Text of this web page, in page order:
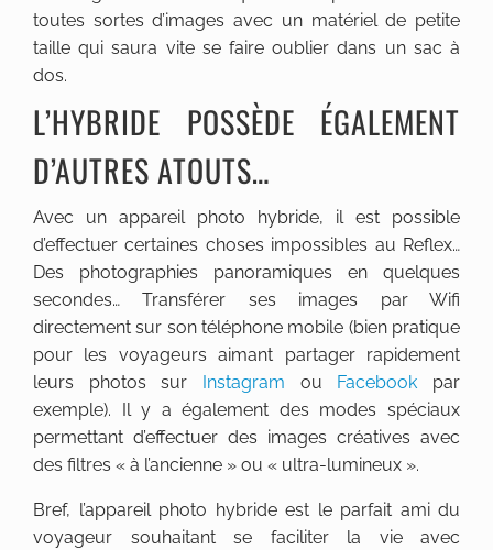
toutes sortes d’images avec un matériel de petite
taille qui saura vite se faire oublier dans un sac à
dos.
L’HYBRIDE POSSÈDE ÉGALEMENT
D’AUTRES ATOUTS…
Avec un appareil photo hybride, il est possible
d’effectuer certaines choses impossibles au Reflex…
Des photographies panoramiques en quelques
secondes… Transférer ses images par Wifi
directement sur son téléphone mobile (bien pratique
pour les voyageurs aimant partager rapidement
leurs photos sur Instagram ou Facebook par
exemple). Il y a également des modes spéciaux
permettant d’effectuer des images créatives avec
des filtres « à l’ancienne » ou « ultra-lumineux ».
Bref, l’appareil photo hybride est le parfait ami du
voyageur souhaitant se faciliter la vie avec